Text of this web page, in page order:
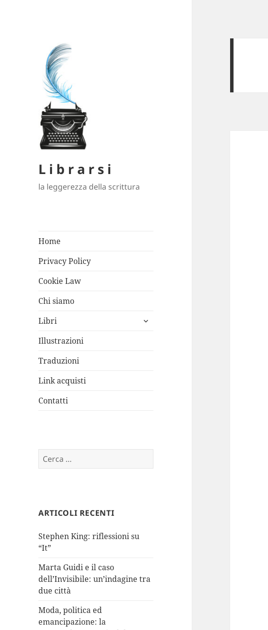
L i b r a r s i
la leggerezza della scrittura
Home
Privacy Policy
Cookie Law
Chi siamo
Libri
apri
Illustrazioni
Traduzioni
Link acquisti
Contatti
Ricerca
per:
ARTICOLI RECENTI
Stephen King: riflessioni su
“It”
Marta Guidi e il caso
dell’Invisibile: un’indagine tra
due città
Moda, politica ed
emancipazione: la